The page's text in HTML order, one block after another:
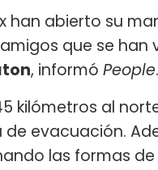
han abierto su
que se
, informó People.
kilómetros al
evacuación.
las formas